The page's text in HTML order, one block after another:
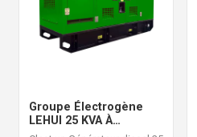
Groupe Électrogène
LEHUI 25 KVA À